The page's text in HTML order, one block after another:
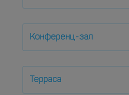
Конференц-зал
Терраса